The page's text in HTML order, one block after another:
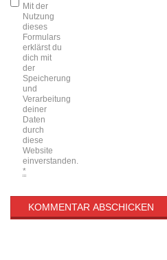
Mit der
Nutzung
dieses
Formulars
erklärst du
dich mit
der
Speicherung
und
Verarbeitung
deiner
Daten
durch
diese
Website
einverstanden.
*